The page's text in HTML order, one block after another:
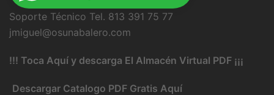
Soporte Técnico Tel. 813 391 75 77
jmiguel@osunabalero.com
!!! Toca Aquí y descarga El Almacén Virtual PDF ¡¡¡
Descargar Catalogo PDF Gratis Aquí